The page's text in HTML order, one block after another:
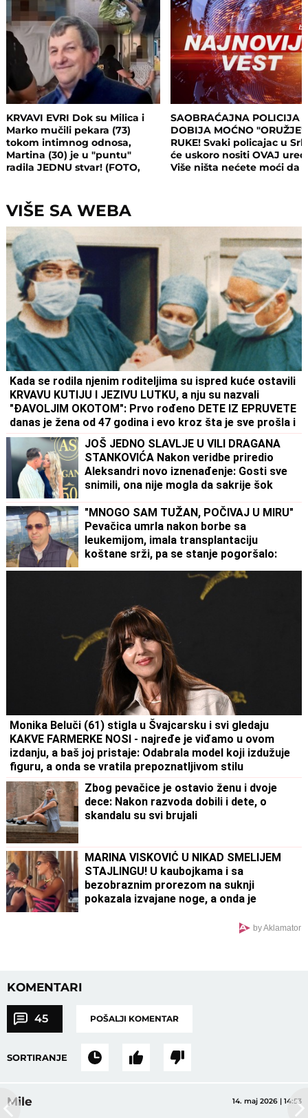
KRVAVI EVRI Dok su Milica i
Marko mučili pekara (73)
tokom intimnog odnosa,
Martina (30) je u "puntu"
radila JEDNU stvar! (FOTO,
SAOBRAĆAJNA POLICIJA
DOBIJA MOĆNO "ORUŽJE"
RUKE! Svaki policajac u
će uskoro nositi OVAJ
Više ništa nećete moći da
VIŠE SA WEBA
Kada se rodila njenim roditeljima su ispred kuće ostavili
KRVAVU KUTIJU I JEZIVU LUTKU, a nju su nazvali
"ĐAVOLJIM OKOTOM": Prvo rođeno DETE IZ EPRUVETE
danas je žena od 47 godina i evo kroz šta je sve prošla i
kako dan
JOŠ JEDNO SLAVLJE U VILI DRAGANA
STANKOVIĆA Nakon veridbe priredio
Aleksandri novo iznenađenje: Gosti sve
snimili, ona nije mogla da sakrije šok
(Video)
"MNOGO SAM TUŽAN, POČIVAJ U MIRU"
Pevačica umrla nakon borbe sa
leukemijom, imala transplantaciju
koštane srži, pa se stanje pogoršalo:
Emir Habibović se oprostio
Monika Beluči (61) stigla u Švajcarsku i svi gledaju
KAKVE FARMERKE NOSI - najređe je viđamo u ovom
izdanju, a baš joj pristaje: Odabrala model koji izdužuje
figuru, a onda se vratila prepoznatljivom stilu
Zbog pevačice je ostavio ženu i dvoje
dece: Nakon razvoda dobili i dete, o
skandalu su svi brujali
MARINA VISKOVIĆ U NIKAD SMELIJEM
STAJLINGU! U kaubojkama i sa
bezobraznim prorezom na suknji
pokazala izvajane noge, a onda je
by Aklamator
KOMENTARI
45 POŠALJI KOMENTAR
SORTIRANJE
Mile 14. maj 2026 | 14:53